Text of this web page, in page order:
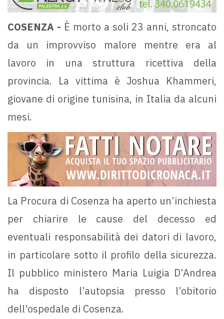
COSENZA - È morto a soli 23 anni, stroncato
da un improvviso malore mentre era al
lavoro in una struttura ricettiva della
provincia. La vittima è Joshua Khammeri,
giovane di origine tunisina, in Italia da alcuni
mesi.
La Procura di Cosenza ha aperto un’inchiesta
per chiarire le cause del decesso ed
eventuali responsabilità dei datori di lavoro,
in particolare sotto il profilo della sicurezza.
Il pubblico ministero Maria Luigia D’Andrea
ha disposto l’autopsia presso l’obitorio
dell’ospedale di Cosenza.